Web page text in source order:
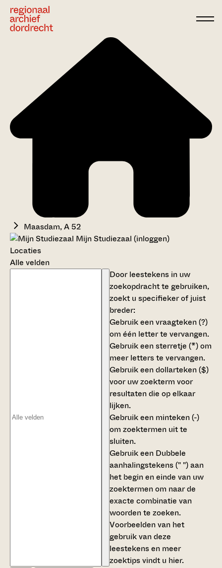
Maasdam, A 52
Mijn Studiezaal (inloggen)
Locaties
Alle velden
Door leestekens in uw
zoekopdracht te gebruiken,
zoekt u specifieker of juist
breder:
Gebruik eenvraagteken (?)
om één letter te vervangen.
Gebruik eensterretje (*)om
meer letters te vervangen.
Gebruik eendollarteken ($)
voor uw zoekterm voor
resultaten die op elkaar
lijken.
Gebruik een minteken (-)
om zoektermen uit te
sluiten.
Gebruik een Dubbele
aanhalingstekens (" ")aan
het begin en einde van uw
zoektermen om naar de
exacte combinatie van
woorden te zoeken.
Voorbeelden van het
gebruik van deze
leestekens en meer
zoektips vindt u hier.